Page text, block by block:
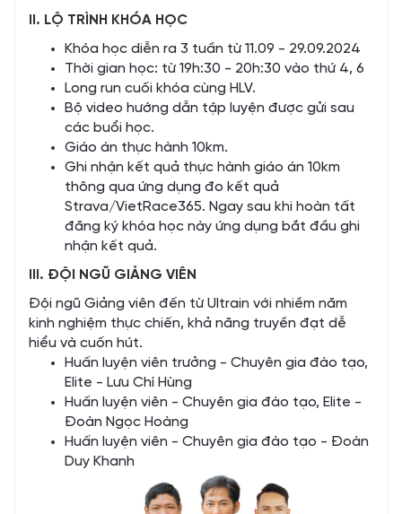
II. LỘ TRÌNH KHÓA HỌC
Khóa học diễn ra 3 tuần từ 11.09 - 29.09.2024
Thời gian học: từ 19h:30 - 20h:30 vào thứ 4, 6
Long run cuối khóa cùng HLV.
Bộ video hướng dẫn tập luyện được gửi sau
các buổi học.
Giáo án thực hành 10km.
Ghi nhận kết quả thực hành giáo án 10km
thông qua ứng dụng đo kết quả
Strava/VietRace365. Ngay sau khi hoàn tất
đăng ký khóa học này ứng dụng bắt đầu ghi
nhận kết quả.
III. ĐỘI NGŨ GIẢNG VIÊN
Đội ngũ Giảng viên đến từ Ultrain với nhiềm năm
kinh nghiệm thực chiến, khả năng truyền đạt dễ
hiểu và cuốn hút.
Huấn luyện viên trưởng - Chuyên gia đào tạo,
Elite - Lưu Chí Hùng
Huấn luyện viên - Chuyên gia đào tạo, Elite -
Đoàn Ngọc Hoàng
Huấn luyện viên - Chuyên gia đào tạo - Đoàn
Duy Khanh